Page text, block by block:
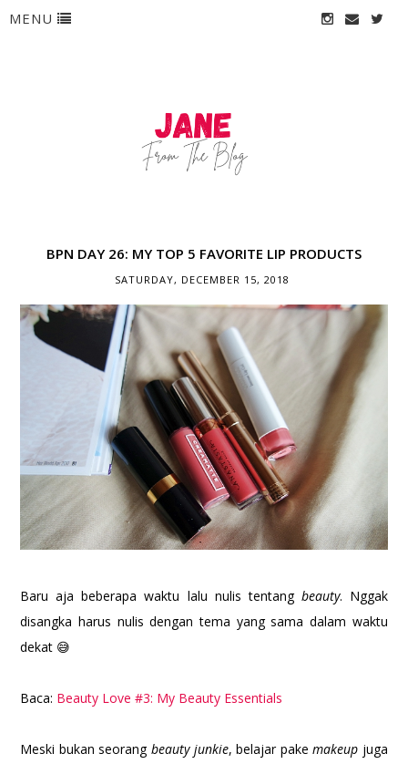
MENU
BPN DAY 26: MY TOP 5 FAVORITE LIP PRODUCTS
SATURDAY, DECEMBER 15, 2018
Baru aja beberapa waktu lalu nulis tentang beauty. Nggak
disangka harus nulis dengan tema yang sama dalam waktu
dekat 😅
Baca: Beauty Love #3: My Beauty Essentials
Meski bukan seorang beauty junkie, belajar pakemakeup juga